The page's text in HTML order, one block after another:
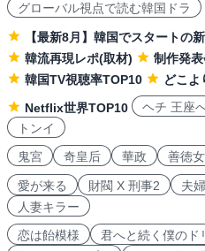
グローバル視点で読む韓国ドラ
【最新8月】韓国でスタートの
韓流再現レポ(取材)
制作発
韓国TV視聴率TOP10
どこ
Netflix世界TOP10
ヘチ 王座
トンイ
鬼宮
奇皇后 華政 善徳
愛が来る 財閥 X 刑事2 夫
人妻キラー
恋は飴模様
君へと続く僕のド